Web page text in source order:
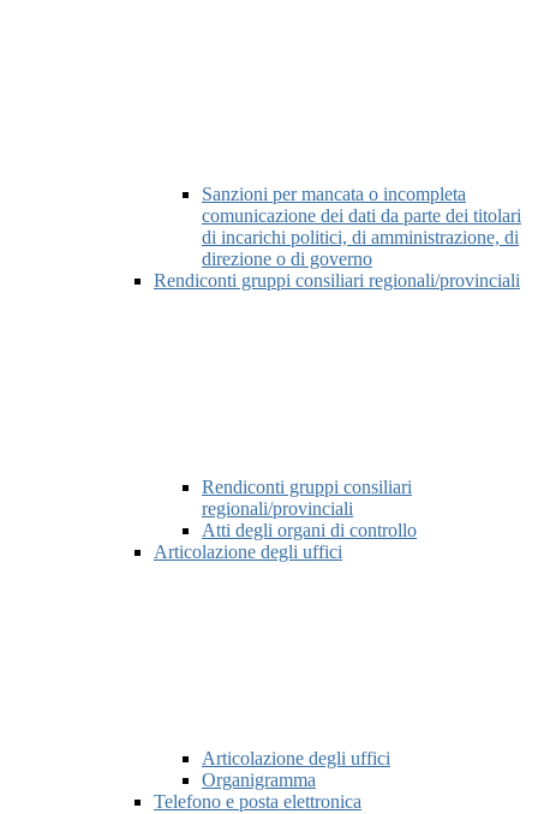
Sanzioni per mancata o incompleta
comunicazione dei dati da parte dei titolari
di incarichi politici, di amministrazione, di
direzione o di governo
Rendiconti gruppi consiliari regionali/provinciali
Rendiconti gruppi consiliari
regionali/provinciali
Atti degli organi di controllo
Articolazione degli uffici
Articolazione degli uffici
Organigramma
Telefono e posta elettronica